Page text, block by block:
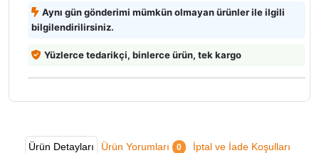
Aynı gün gönderimi mümkün olmayan ürünler ile ilgili
bilgilendirilirsiniz.
Yüzlerce tedarikçi, binlerce ürün, tek kargo
Ürün Detayları Ürün Yorumları 0 İptal ve İade Koşulları